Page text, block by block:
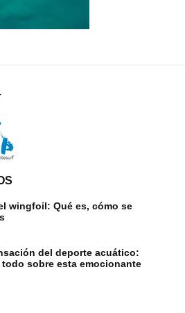
wingfoil: Qué es, cómo se
del deporte acuático:
sobre esta emocionante